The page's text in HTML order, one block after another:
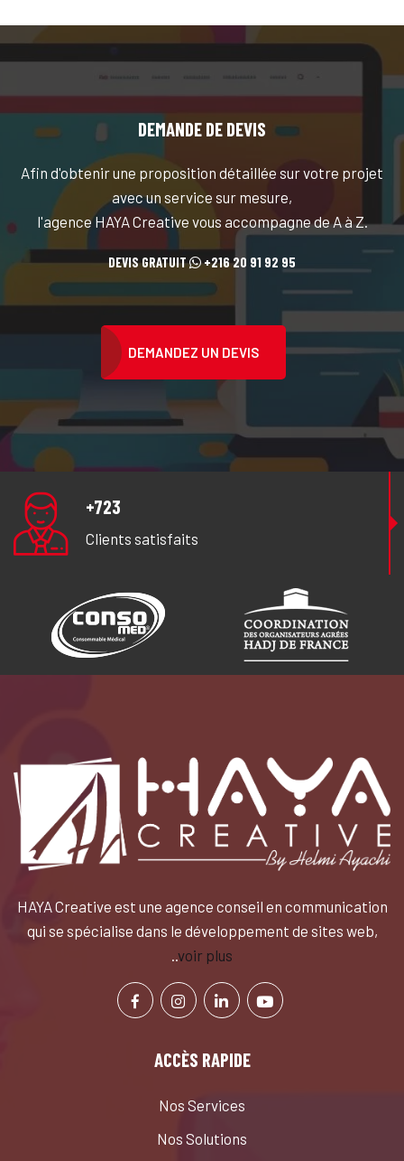
DEMANDE DE DEVIS
Afin d'obtenir une proposition détaillée sur votre projet
avec un service sur mesure,
l'agence HAYA Creative vous accompagne de A à Z.
DEVIS GRATUIT +216 20 91 92 95
DEMANDEZ UN DEVIS
+723
Clients satisfaits
HAYA Creative est une agence conseil en communication
qui se spécialise dans le développement de sites web,
voir plus
ACCÈS RAPIDE
Nos Services
Nos Solutions